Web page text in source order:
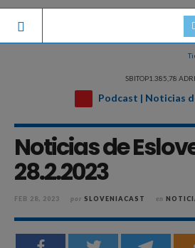
SBITOP1.385,78
Podcast | Noticias
Noticias de
28.2.2023
FEB 28, 2023 por SLOVENIACAST en